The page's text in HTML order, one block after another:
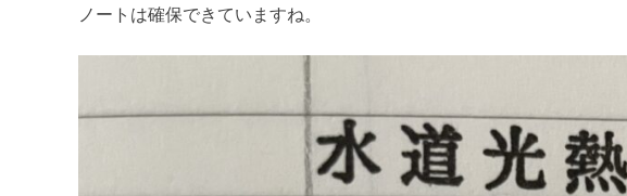
ノートは確保できていますね。